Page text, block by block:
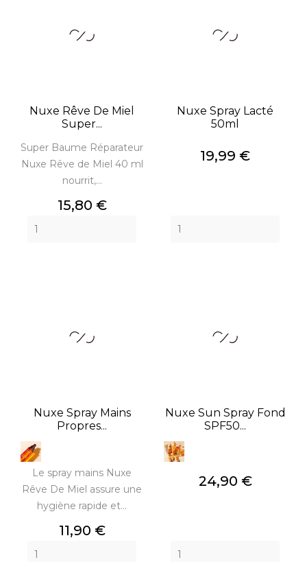
Nuxe Rêve De Miel
Super...
Super Baume Réparateur
Nuxe Rêve de Miel 40 ml
nourrit,...
Prix
15,80 €
Nuxe Spray Lacté
50ml
Prix
19,99 €
Nuxe Spray Mains
Propres...
Le spray mains Nuxe
Rêve De Miel assure une
hygiène rapide et...
Prix
11,90 €
Nuxe Sun Spray Fond
SPF50...
Prix
24,90 €